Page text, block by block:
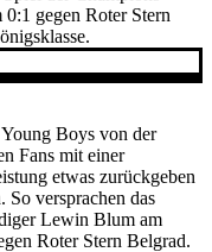
gegen Roter Stern
Boys von der
Fans mit einer
etwas zurückgeben
versprachen das
Lewin Blum am
Roter Stern Belgrad.